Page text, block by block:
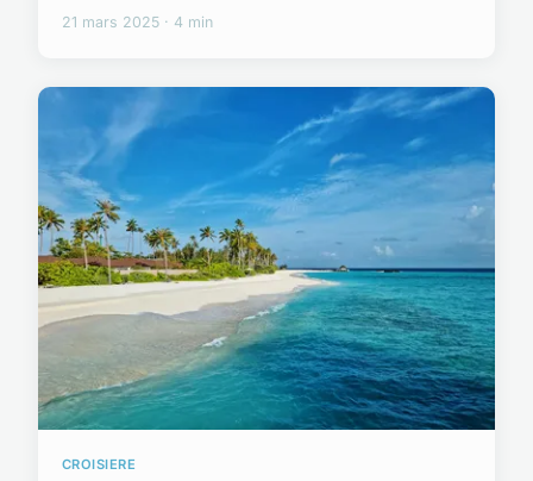
21 mars 2025 · 4 min
CROISIERE